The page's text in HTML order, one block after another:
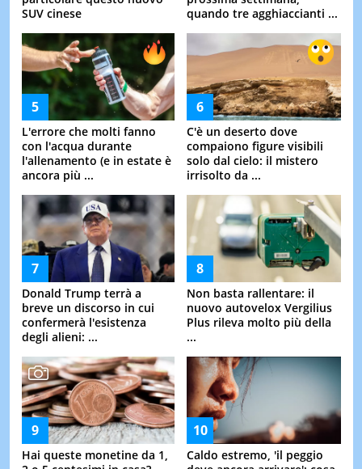
SUV cinese
quando tre agghiaccianti ...
L'errore che molti fanno
con l'acqua durante
l'allenamento (e in estate è
ancora più ...
C'è un deserto dove
compaiono figure visibili
solo dal cielo: il mistero
irrisolto da ...
Donald Trump terrà a
breve un discorso in cui
confermerà l'esistenza
degli alieni: ...
Non basta rallentare: il
nuovo autovelox Vergilius
Plus rileva molto più della
...
Hai queste monetine da 1,
Caldo estremo, 'il peggio